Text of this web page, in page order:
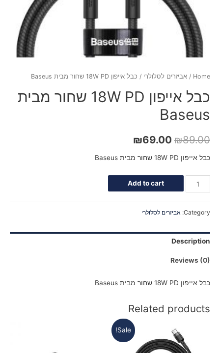
Home
/ אביזרים לסלולרי / כבל אייפון 18W PD שחור מבית Baseus
כבל אייפון 18W PD שחור מבית
Baseus
₪89.00
₪69.00
כבל אייפון 18W PD שחור מבית Baseus
Add to cart
Category: אביזרים לסלולרי
Description
Reviews (0)
כבל אייפון 18W PD שחור מבית Baseus
Related products
Sale!